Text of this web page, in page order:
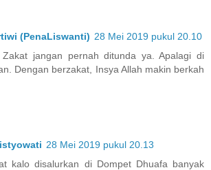
(PenaLiswanti) 28 Mei 2019 pukul 20.10
Zakat jangan pernah ditunda ya. Apalagi di
Dengan berzakat, Insya Allah makin berkah
28 Mei 2019 pukul 20.13
kalo disalurkan di Dompet Dhuafa banyak